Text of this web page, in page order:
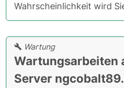
Wahrscheinlichkeit wird
Wartung
Wartungsarbeiten
Server